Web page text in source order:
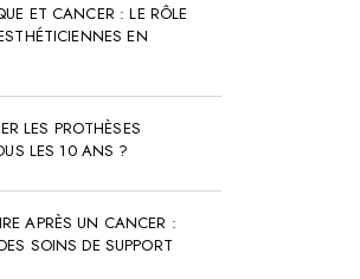
ET CANCER : LE RÔLE
EN
LES PROTHÈSES
LES 10 ANS ?
APRÈS UN CANCER :
SOINS DE SUPPORT